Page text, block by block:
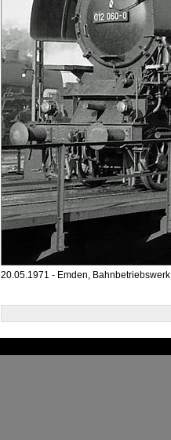
20.05.1971 - Emden, Bahnbetriebswerk